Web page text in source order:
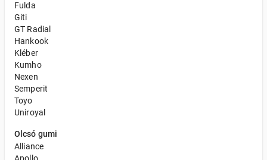
Fulda
Giti
GT Radial
Hankook
Kléber
Kumho
Nexen
Semperit
Toyo
Uniroyal
Olcsó gumi
Alliance